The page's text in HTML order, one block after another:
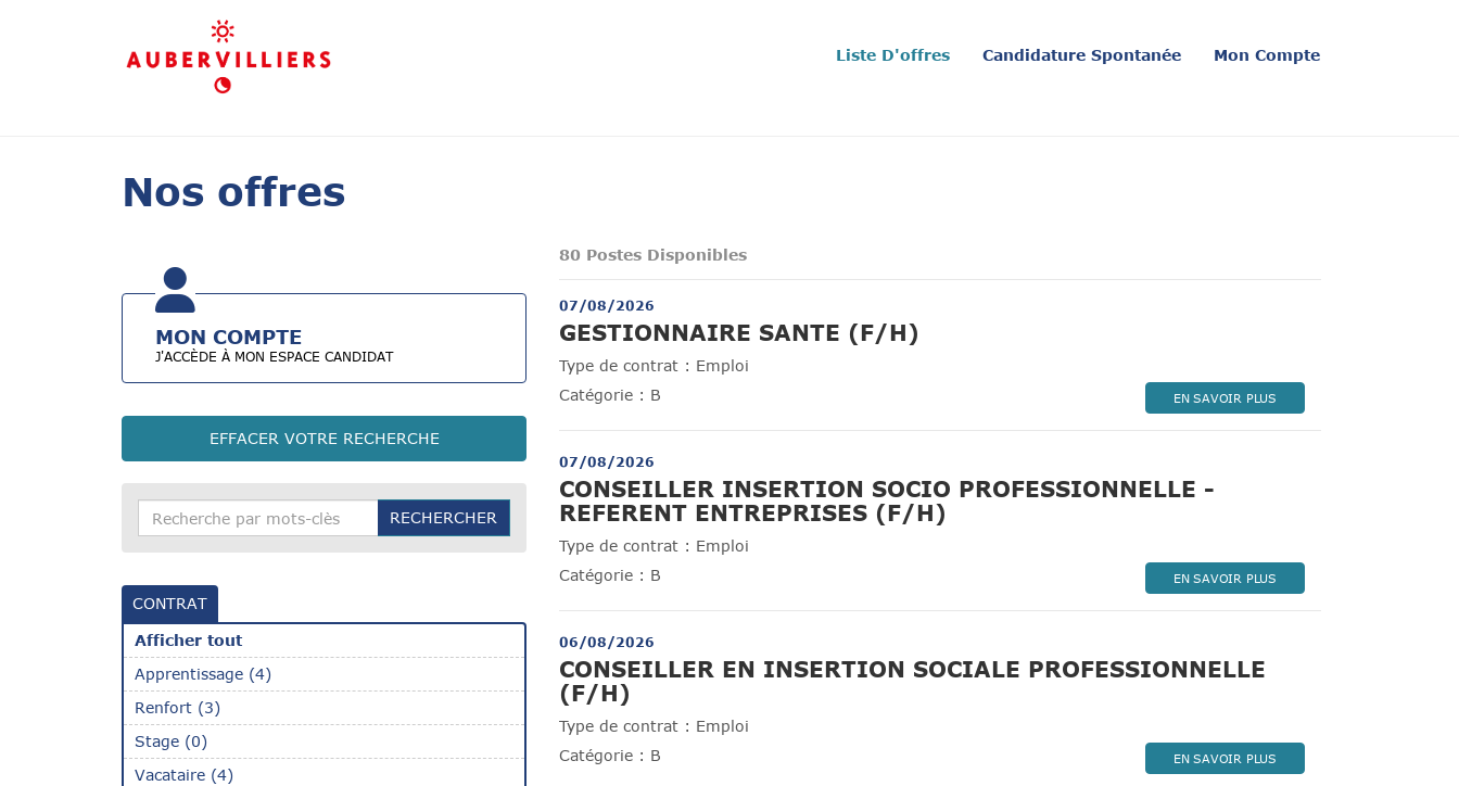
Liste D'offres Candidature Spontanée Mon Compte
Nos offres
MON COMPTE
J'ACCÈDE À MON ESPACE CANDIDAT
EFFACER VOTRE RECHERCHE
RECHERCHER
CONTRAT
Afficher tout
Apprentissage (4)
Renfort (3)
Stage (0)
Vacataire (4)
80 Postes Disponibles
07/08/2026
GESTIONNAIRE SANTE (F/H)
Type de contrat : Emploi
Catégorie : B EN SAVOIR PLUS
07/08/2026
CONSEILLER INSERTION SOCIO PROFESSIONNELLE -
REFERENT ENTREPRISES (F/H)
Type de contrat : Emploi
Catégorie : B EN SAVOIR PLUS
06/08/2026
CONSEILLER EN INSERTION SOCIALE PROFESSIONNELLE
(F/H)
Type de contrat : Emploi
Catégorie : B EN SAVOIR PLUS